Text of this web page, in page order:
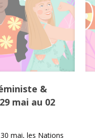
&
mai au 02
les Nations